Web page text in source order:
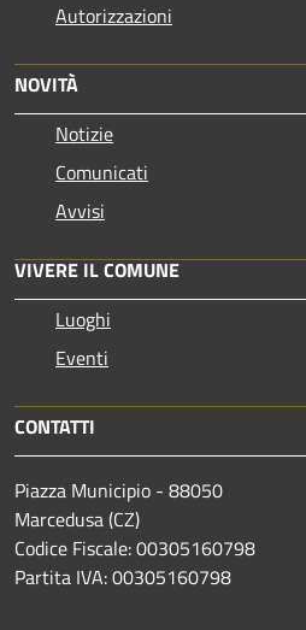
Autorizzazioni
NOVITÀ
Notizie
Comunicati
Avvisi
VIVERE IL COMUNE
Luoghi
Eventi
CONTATTI
Piazza Municipio - 88050
Marcedusa (CZ)
Codice Fiscale: 00305160798
Partita IVA: 00305160798